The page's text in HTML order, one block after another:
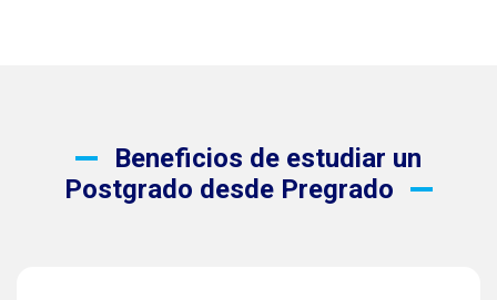
Beneficios de estudiar un
Postgrado desde Pregrado